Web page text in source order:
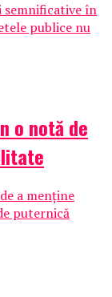
semnificative în
publice nu
o notă de
a menține
puternică